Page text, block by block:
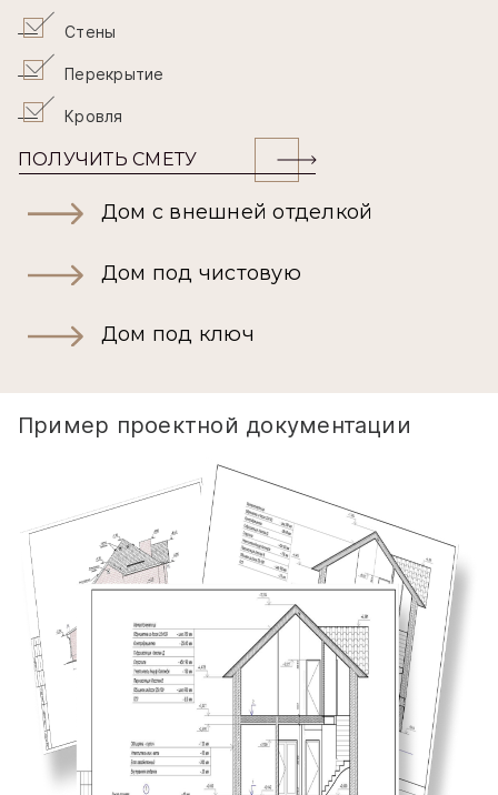
Стены
Перекрытие
Кровля
ПОЛУЧИТЬ СМЕТУ
Дом с внешней отделкой
Дом под чистовую
Дом под ключ
Пример проектной документации